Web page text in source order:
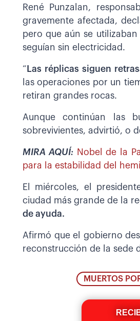
René Punzalan,
gravemente afectada,
pero que aún se
seguían sin electricidad.
“ Las réplicas siguen
las operaciones por un
retiran grandes rocas.
Aunque continúan las
sobrevivientes, advirtió, o
MIRA AQUÍ:
Nobel de la
para la estabilidad del
El miércoles, el
ciudad más grande de la
de ayuda.
Afirmó que el gobierno
reconstrucción de la sede
MUERTOS